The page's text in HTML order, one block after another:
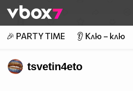
👾
🎉 PARTY TIME 👂 Клю – клю
tsvetin4eto